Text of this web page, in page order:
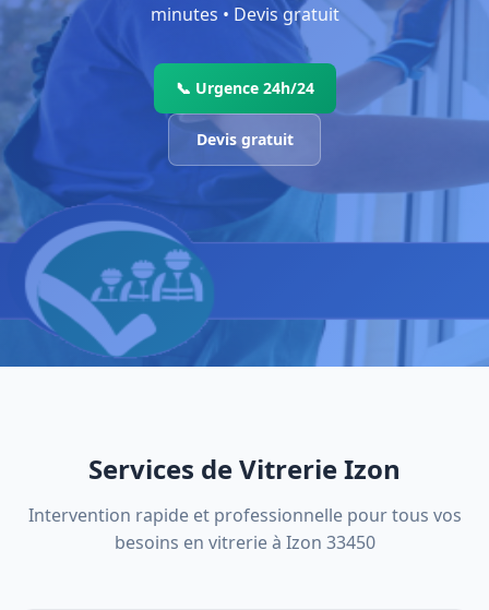
minutes • Devis gratuit
📞 Urgence 24h/24
Devis gratuit
Services de Vitrerie Izon
Intervention rapide et professionnelle pour tous vos
besoins en vitrerie à Izon 33450